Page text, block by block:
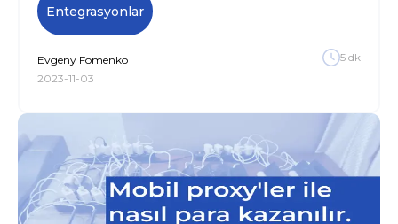
Entegrasyonlar
Evgeny Fomenko
2023-11-03
5 dk